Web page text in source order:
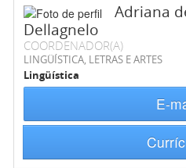
Adriana
Dellagnelo
COORDENADOR(A)
LINGÜÍSTICA, LETRAS E ARTES
Lingüística
E-